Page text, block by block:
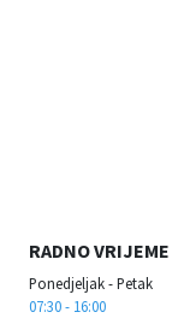
RADNO VRIJEME
Ponedjeljak - Petak
07:30 - 16:00